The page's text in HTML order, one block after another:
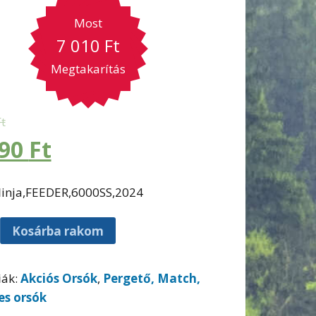
Most
7 010 Ft
Megtakarítás
Ft
Kosárba rakom
Akciós Orsók, Pergető, Match,
orsók